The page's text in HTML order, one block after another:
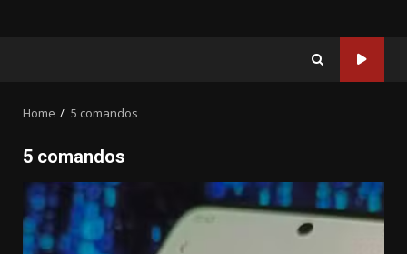
Home 5 comandos
5 comandos